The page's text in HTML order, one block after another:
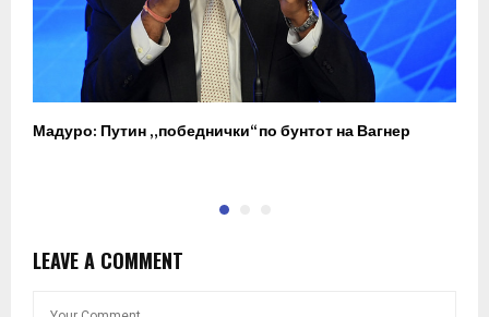
Мадуро: Путин „победнички“ по бунтот на Вагнер
LEAVE A COMMENT